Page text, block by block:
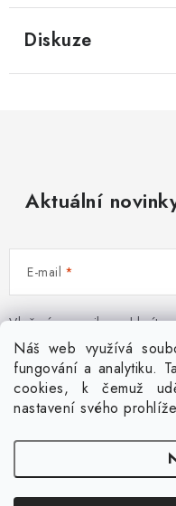
Náš web využívá
fungování a analytiku.
cookies, k čemuž
nastavení svého
Diskuze
Aktuální
E-mail
Vložením e-mailu souhlasíte
Facebook Kontakt Jak
Akce a slevy GDPR
Copyright 2026Colordot.cz.